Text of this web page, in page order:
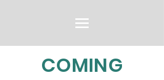
COMING